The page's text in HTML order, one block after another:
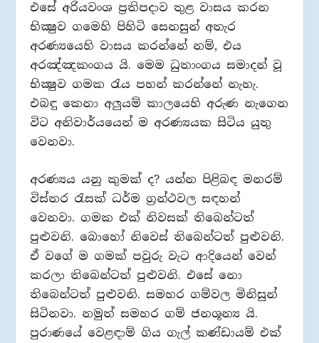
එසේ අරියවංශ ප්‍රතිපදාව තුළ වාසය කරන
භික්‍ෂුව ගමෙහි පිහිටි සෙනසුන් අතැර
අරණ්‍යයෙහි වාසය කරන්නේ නම්, එය
අරඤ්ඤකංගය යි. මෙම ධුතාංගය සමාදන් වූ
භික්‍ෂුව ගමක රැය පහන් කරන්නේ නැහැ.
එබඳු කෙනා අලුයම් කාලයෙහි අරුණ නැගෙන
විට අනිවාර්යයෙන් ම අරණ්‍යයක සිටිය යුතු
වෙනවා.
අරණ්‍යය යනු කුමක් ද? යන්න පිළිබඳ මනරම්
විස්තර රැසක් ධර්ම ග්‍රන්ථවල සඳහන්
වෙනවා. ගමක එක් නිවසක් තිබෙන්ටත්
පුළුවනි. බොහෝ නිවෙස් තිබෙන්ටත් පුළුවනි.
ඒ වගේ ම ගමක් පවුරු වැට ආදියෙන් වෙන්
කරලා තිබෙන්ටත් පුළුවනි. එසේ නො
තිබෙන්ටත් පුළුවනි. සමහර ගම්වල මිනිසුන්
සිටිනවා. නමුත් සමහර ගම් ජනශූන්‍ය යි.
පුරාණයේ වෙළඳාම් ගිය ගැල් කණ්ඩායම් එක්